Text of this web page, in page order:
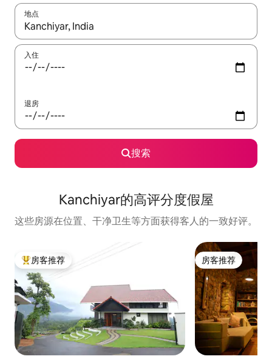
地点
如有搜索结果，请使用上下方向键查看，或通过点击或滑动手势
入住
退房
搜索
Kanchiyar的高评分度假屋
这些房源在位置、干净卫生等方面获得客人的一致好评。
热门「房客推荐」
房客推荐 房客推荐
房客推荐